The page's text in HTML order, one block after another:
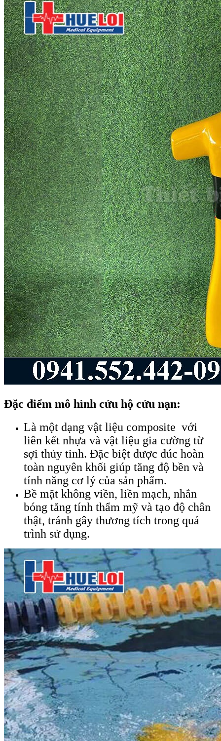
Đặc điểm mô hình cứu hộ cứu nạn:
Là một dạng vật liệu composite với
liên kết nhựa và vật liệu gia cường từ
sợi thủy tinh. Đặc biệt được đúc hoàn
toàn nguyên khối giúp tăng độ bền và
tính năng cơ lý của sản phẩm.
Bề mặt không viền, liền mạch, nhắn
bóng tăng tính thẩm mỹ và tạo độ chân
thật, tránh gây thương tích trong quá
trình sử dụng.